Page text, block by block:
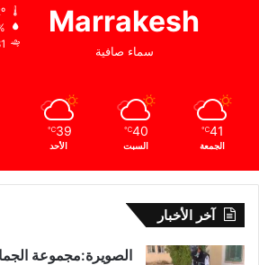
Marrakesh
سماء صافية
41
℃
الجمعة
40
℃
السبت
39
℃
الأحد
آخر الأخبار
الصويرة:مجموعة